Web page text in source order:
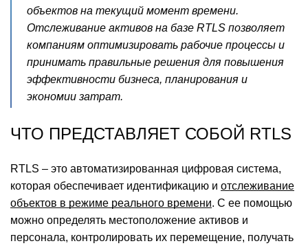
объектов на текущий момент времени.
Отслеживание активов на базе RTLS позволяет
компаниям оптимизировать рабочие процессы и
принимать правильные решения для повышения
эффективности бизнеса, планирования и
экономии затрат.
ЧТО ПРЕДСТАВЛЯЕТ СОБОЙ RTLS
RTLS – это автоматизированная цифровая система,
которая обеспечивает идентификацию и отслеживание
объектов в режиме реального времени. С ее помощью
можно определять местоположение активов и
персонала, контролировать их перемещение, получать